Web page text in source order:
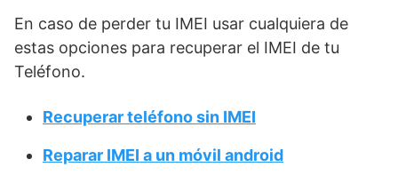
En caso de perder tu IMEI usar cualquiera de
estas opciones para recuperar el IMEI de tu
Teléfono.
Recuperar teléfono sin IMEI
Reparar IMEI a un móvil android